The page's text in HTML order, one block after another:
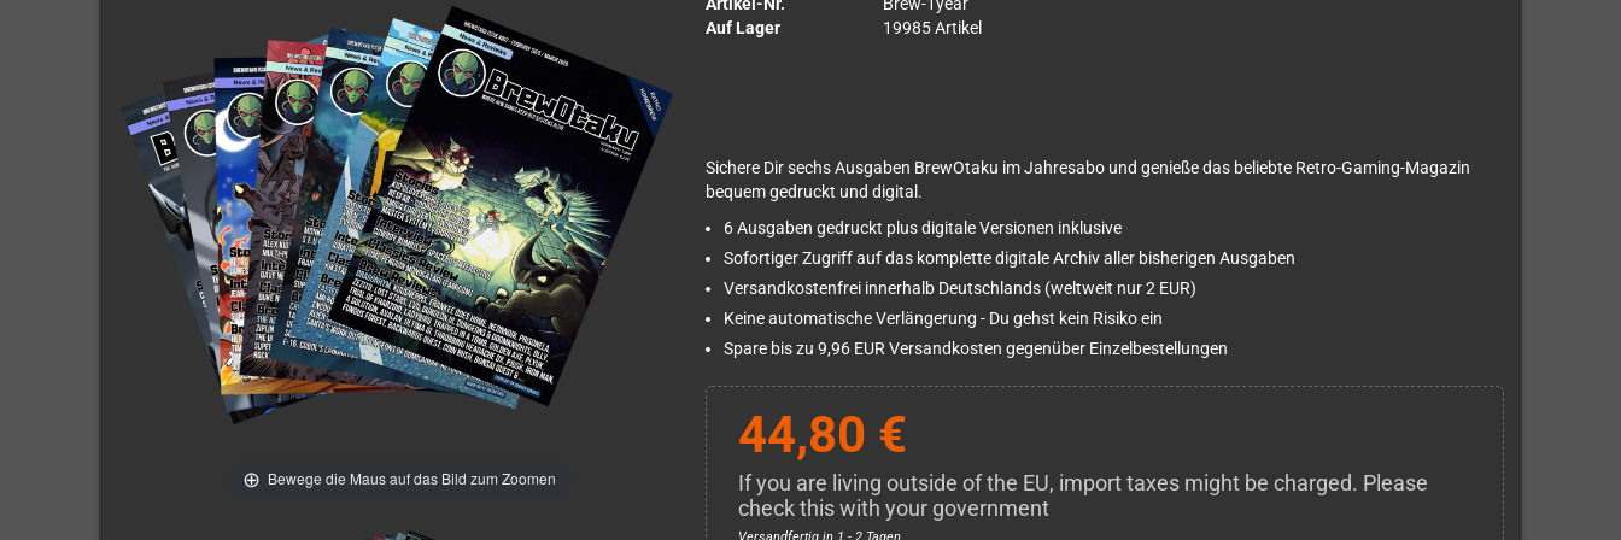
Bewege die Maus auf das Bild zum Zoomen
Artikel-Nr.
Brew-1year
Auf Lager
19985 Artikel
Sichere Dir sechs Ausgaben BrewOtaku im Jahresabo und genieße das beliebte Retro-Gaming-Magazin
bequem gedruckt und digital.
6 Ausgaben gedruckt plus digitale Versionen inklusive
Sofortiger Zugriff auf das komplette digitale Archiv aller bisherigen Ausgaben
Versandkostenfrei innerhalb Deutschlands (weltweit nur 2 EUR)
Keine automatische Verlängerung - Du gehst kein Risiko ein
Spare bis zu 9,96 EUR Versandkosten gegenüber Einzelbestellungen
44,80 €
If you are living outside of the EU, import taxes might be charged. Please
check this with your government
Versandfertig in 1 - 2 Tagen